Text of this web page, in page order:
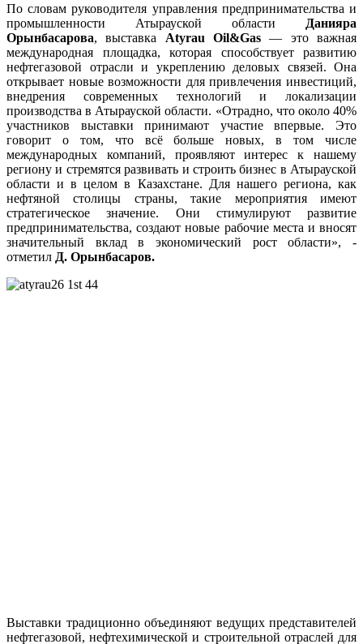
По словам руководителя управления предпринимательства и
промышленности Атырауской области
Данияра
Орынбасарова, выставка Atyrau Oil&Gas — это важная
международная площадка, которая способствует развитию
нефтегазовой отрасли и укреплению деловых связей. Она
открывает новые возможности для привлечения инвестиций,
внедрения современных технологий и локализации
производства в Атырауской области. «Отрадно, что около 40%
участников выставки принимают участие впервые. Это
говорит о том, что всё больше новых, в том числе
международных компаний, проявляют интерес к нашему
региону и стремятся развивать и строить бизнес в Атырауской
области и в целом в Казахстане. Для нашего региона, как
нефтяной столицы страны, такие мероприятия имеют
стратегическое значение. Они стимулируют развитие
предпринимательства, создают новые рабочие места и вносят
значительный вклад в экономический рост области», -
отметил Д. Орынбасаров.
Выставки традиционно объединяют ведущих представителей
нефтегазовой, нефтехимической и строительной отраслей для